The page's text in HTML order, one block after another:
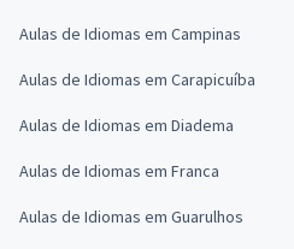
Aulas de Idiomas em Campinas
Aulas de Idiomas em Carapicuíba
Aulas de Idiomas em Diadema
Aulas de Idiomas em Franca
Aulas de Idiomas em Guarulhos